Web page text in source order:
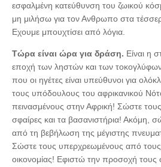
εσφαλμένη κατεύθυνση του ζωικού
μη μιλήσω για τον Ανθρωπο στα
Εχουμε μπουχτίσει από λόγια.
Τώρα είναι ώρα για δράση. Είναι η
εποχή των ληστών και των
που οι ηγέτες είναι υπεύθυνοι για
τους υπόδουλους του αφρικανικού
πεινασμένους στην Αφρική! Σώστε τους
σφαίρες και τα βασανιστήρια! Ακόμη,
από τη βεβήλωση της μέγιστης
Σώστε τους υπερχρεωμένους από
οικονομίας! Εφιστώ την προσοχή τους